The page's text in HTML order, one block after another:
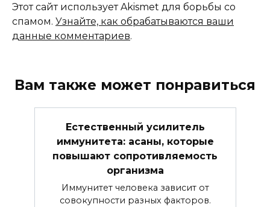
Этот сайт использует Akismet для борьбы со
спамом. Узнайте, как обрабатываются ваши
данные комментариев.
Вам также может понравиться
Естественный усилитель
иммунитета: асаны, которые
повышают сопротивляемость
организма
Иммунитет человека зависит от
совокупности разных факторов.